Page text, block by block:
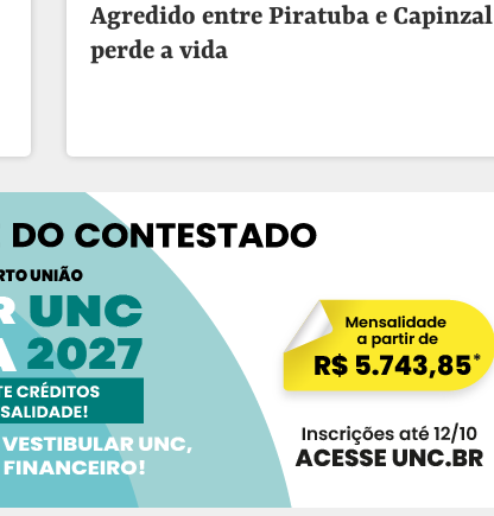
Agredido entre Piratuba e Capinzal
perde a vida